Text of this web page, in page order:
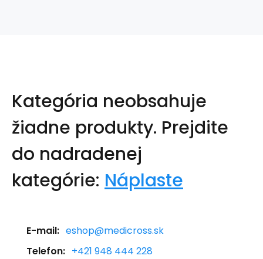
Kategória neobsahuje
žiadne produkty. Prejdite
do nadradenej
kategórie: Náplaste
E-mail: eshop@medicross.sk
Telefon: +421 948 444 228